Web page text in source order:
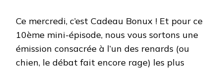
Ce mercredi, c’est Cadeau Bonux ! Et pour ce
10ème mini-épisode, nous vous sortons une
émission consacrée à l’un des renards (ou
chien, le débat fait encore rage) les plus